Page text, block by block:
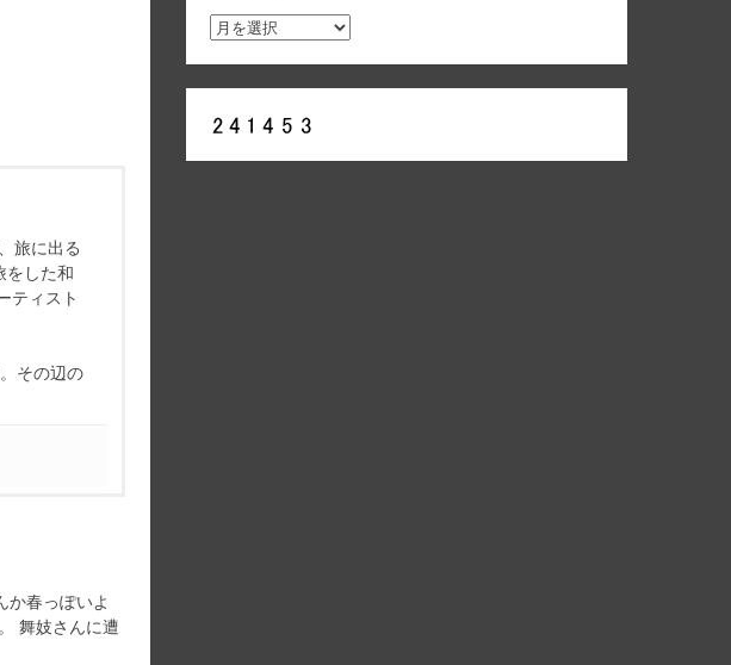
旅に出る
をした和
ティスト
その辺の
か春っぽいよ
舞妓さんに遭
◆
昔
の
記
事